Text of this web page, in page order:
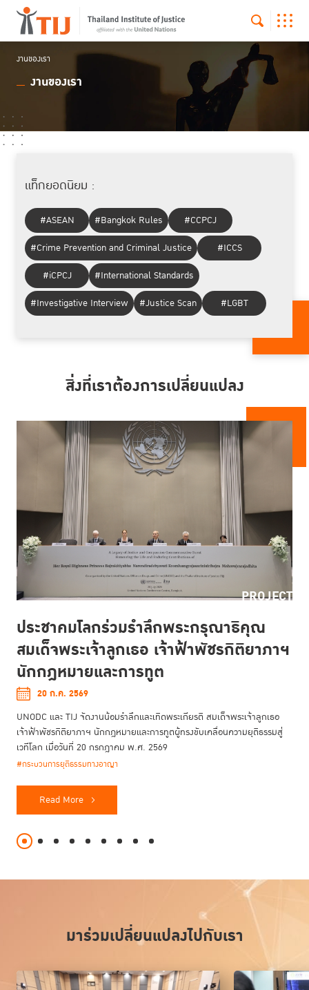
งานของเรา
งานของเรา
แท็กยอดนิยม :
#ASEAN #Bangkok Rules
#CCPCJ
#Crime Prevention and Criminal Justice
#ICCS
#iCPCJ
#International Standards
#Investigative Interview
#Justice Scan #LGBT
สิ่งที่เราต้องการเปลี่ยนแปลง
Read More
ประชาคมโลกร่วมรำลึกพระกรุณาธิคุณ
สมเด็จพระเจ้าลูกเธอ เจ้าฟ้าพัชรกิติยาภาฯ
นักกฎหมายและการทูต
20 ก.ค. 2569
UNODC และ TIJ จัดงานน้อมรำลึกและเทิดพระเกียรติ สมเด็จพระเจ้าลูกเธอ
เจ้าฟ้าพัชรกิติยาภาฯ นักกฎหมายและการทูตผู้ทรงขับเคลื่อนความยุติธรรมสู่
เวทีโลก เมื่อวันที่ 20 กรกฎาคม พ.ศ. 2569
#กระบวนการยุติธรรมทางอาญา
PROJECT
มาร่วมเปลี่ยนแปลงไปกับเรา